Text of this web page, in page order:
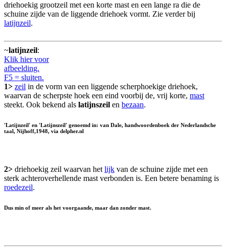
driehoekig grootzeil met een korte mast en een lange ra die de
schuine zijde van de liggende driehoek vormt. Zie verder bij
latijnzeil.
~latijnzeil:
Klik hier voor
afbeelding.
F5 = sluiten.
1> zeil in de vorm van een liggende scherphoekige driehoek,
waarvan de scherpste hoek een eind voorbij de, vrij korte, mast
steekt. Ook bekend als latijnszeil en bezaan.
'Latijnzeil' en 'Latijnszeil' genoemd in: van Dale, handwoordenboek der Nederlandsche
taal, Nijhoff,1948, via delpher.nl
2> driehoekig zeil waarvan hetlijk van de schuine zijde met een
sterk achteroverhellende mast verbonden is. Een betere benaming is
roedezeil.
Dus min of meer als het voorgaande, maar dan zonder mast.